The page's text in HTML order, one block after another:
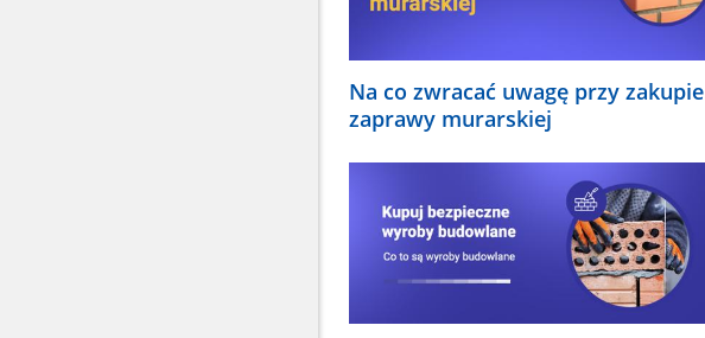
Na co zwracać uwagę przy zakupie
zaprawy murarskiej